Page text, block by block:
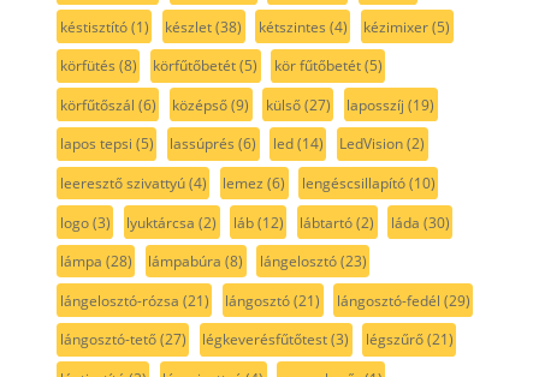
késtisztító(1) készlet(38) kétszintes (4) kézimixer(5)
körfütés (8) körfűtőbetét(5) kör fűtőbetét(5)
körfűtőszál (6) középső(9) külső(27) laposszíj (19)
lapos tepsi (5) lassúprés (6) led(14) LedVision(2)
leeresztő szivattyú(4) lemez (6) lengéscsillapító(10)
logo(3) lyuktárcsa (2) láb(12) lábtartó(2) láda (30)
lámpa (28) lámpabúra (8) lángelosztó(23)
lángelosztó-rózsa (21) lángosztó(21) lángosztó-fedél (29)
lángosztó-tető(27) légkeverésfűtőtest(3) légszűrő(21)